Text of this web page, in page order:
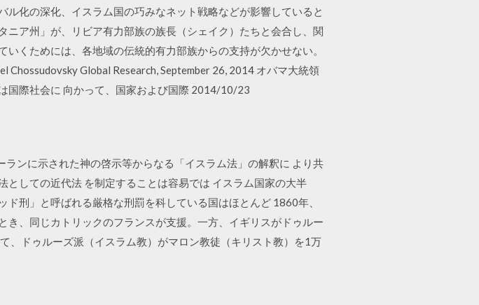
化の深化、イスラム国の巧みなネット戦略などが影響していると
ア州」が、リビア有力部族の族長（シェイク）たちと会合し、関
くためには、各地域の伝統的有力部族からの支持が欠かせない。
Global Research, September 26, 2014 オバマ大統領
国際社会に 向かって、国家および国際 2014/10/23
ンに示された神の啓示等からなる「イスラム法」の解釈に より共
しての近代法 を制定することは容易では イスラム国家の大半
刑」と呼ばれる厳格な刑罰を科している国はほとんど 1860年、
、同じカトリックのフランスが支援。一方、イギリスがドゥルー
、ドゥルーズ派（イスラム教）がマロン教徒（キリスト教）を1万